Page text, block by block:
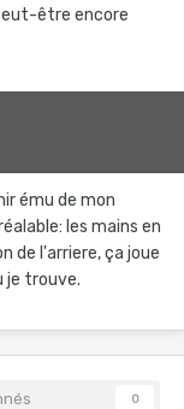
être encore
ému de mon
les mains en
de l'arriere, ça joue
je trouve.
0